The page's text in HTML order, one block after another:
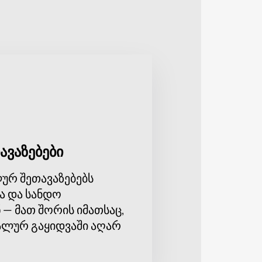
შეძენა.
მიმიკას კონცერტზე
შეთავაზებებს
და სანდო
მათ შორის იმათსაც,
გაყიდვაში აღარ